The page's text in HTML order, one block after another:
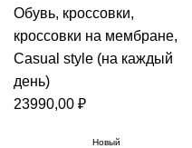
Обувь, кроссовки,
кроссовки на мембране,
Casual style (на каждый
день)
23990,00 ₽
Новый